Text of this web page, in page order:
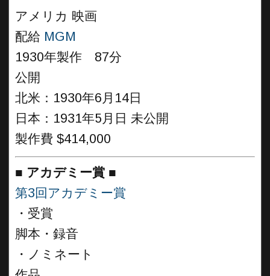
アメリカ 映画
配給 MGM
1930年製作 87分
公開
北米：1930年6月14日
日本：1931年5月日 未公開
製作費 $414,000
■ アカデミー賞 ■
第3回アカデミー賞
・受賞
脚本・録音
・ノミネート